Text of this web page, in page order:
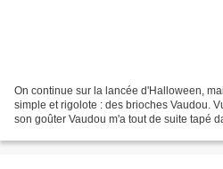
On continue sur la lancée d'Halloween,
simple et rigolote : des brioches Vaudou.
son goûter Vaudou m'a tout de suite tapé